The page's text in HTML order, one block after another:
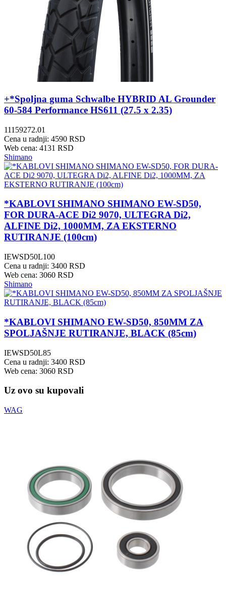
+*Spoljna guma Schwalbe HYBRID AL Grounder
60-584 Performance HS611 (27.5 x 2.35)
11159272.01
Cena u radnji: 4590 RSD
Web cena: 4131 RSD
Shimano
*KABLOVI SHIMANO SHIMANO EW-SD50,
FOR DURA-ACE Di2 9070, ULTEGRA Di2,
ALFINE Di2, 1000MM, ZA EKSTERNO
RUTIRANJE (100cm)
IEWSD50L100
Cena u radnji: 3400 RSD
Web cena: 3060 RSD
Shimano
*KABLOVI SHIMANO EW-SD50, 850MM ZA
SPOLJAŠNJE RUTIRANJE, BLACK (85cm)
IEWSD50L85
Cena u radnji: 3400 RSD
Web cena: 3060 RSD
Uz ovo su kupovali
WAG